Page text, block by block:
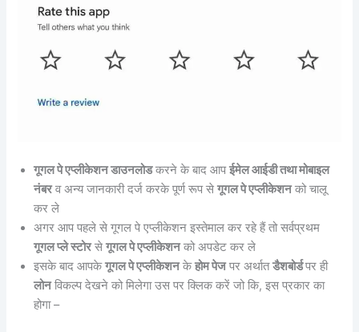
गूगल पे एप्लीकेशन डाउनलोडकरने के बाद आपईमेल आईडी तथा मोबाइल
नंबरव अन्य जानकारी दर्ज करके पूर्ण रूप सेगूगल पे एप्लीकेशनको चालू
कर ले
अगर आप पहले से गूगल पे एप्लीकेशन इस्तेमाल कर रहे हैं तो सर्वप्रथम
गूगल प्ले स्टोरसेगूगल पे एप्लीकेशनको अपडेट कर ले
इसके बाद आपकेगूगल पे एप्लीकेशनकेहोम पेजपर अर्थातडैशबोर्डपर ही
लोनविकल्प देखने को मिलेगा उस पर क्लिक करें जो कि, इस प्रकार का
होगा –